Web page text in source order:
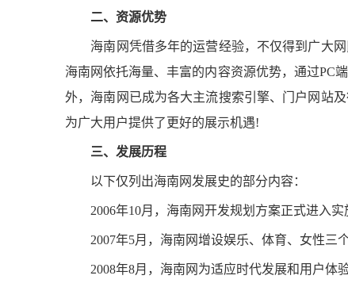
二、资源优势
海南网凭借多年的运营经验，不仅得到广大网
海南网依托海量、丰富的内容资源优势，通过PC
外，海南网已成为各大主流搜索引擎、门户网站
为广大用户提供了更好的展示机遇!
三、发展历程
以下仅列出海南网发展史的部分内容：
2006年10月，海南网开发规划方案正式进入实
2007年5月，海南网增设娱乐、体育、女性三个
2008年8月，海南网为适应时代发展和用户体